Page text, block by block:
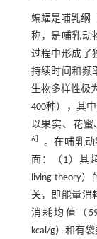
蝙蝠是哺乳纲
称，是哺乳动
过程中形成了
持续时间和频
生物多样性极
400种），其
以果实、花
6］ 。在哺乳
面：（1）其
living theory
关，即能量消
消耗均值（
kcal/g）和有